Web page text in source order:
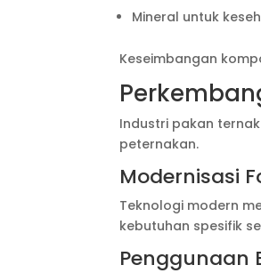
Mineral untuk
Keseimbangan
Industri pakan
peternakan.
Modernisasi
Teknologi modern
kebutuhan spesifik
Penggunaan